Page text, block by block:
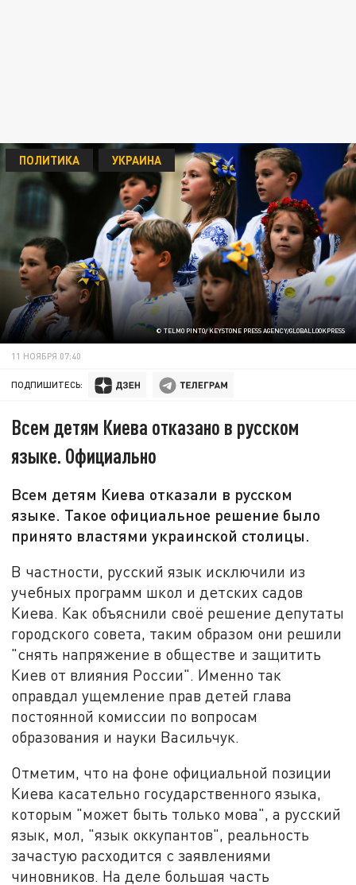
© TELMO PINTO/ KEYSTONE PRESS AGENCY/GLOBALLOOKPRESS
ПОЛИТИКА УКРАИНА
11 НОЯБРЯ 07:40
ПОДПИШИТЕСЬ:
Всем детям Киева отказано в русском
языке. Официально
Всем детям Киева отказали в русском
языке. Такое официальное решение было
принято властями украинской столицы.
В частности, русский язык исключили из
учебных программ школ и детских садов
Киева. Как объяснили своё решение депутаты
городского совета, таким образом они решили
"снять напряжение в обществе и защитить
Киев от влияния России". Именно так
оправдал ущемление прав детей глава
постоянной комиссии по вопросам
образования и науки Васильчук.
Отметим, что на фоне официальной позиции
Киева касательно государственного языка,
которым "может быть только мова", а русский
язык, мол, "язык оккупантов", реальность
зачастую расходится с заявлениями
чиновников. На деле большая часть